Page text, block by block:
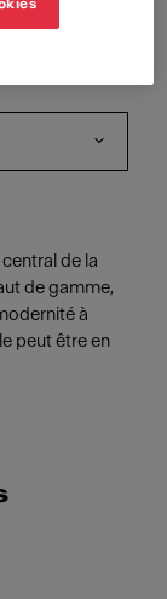
de la
de gamme,
à
peut être en